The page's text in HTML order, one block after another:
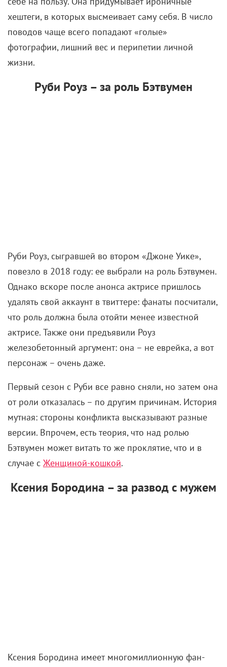
хештеги, в которых высмеивает саму себя. В число
поводов чаще всего попадают «голые»
фотографии, лишний вес и перипетии личной
жизни.
Руби Роуз – за роль Бэтвумен
Руби Роуз, сыгравшей во втором «Джоне Уике»,
повезло в 2018 году: ее выбрали на роль Бэтвумен.
Однако вскоре после анонса актрисе пришлось
удалять свой аккаунт в твиттере: фанаты посчитали,
что роль должна была отойти менее известной
актрисе. Также они предъявили Роуз
железобетонный аргумент: она – не еврейка, а вот
персонаж – очень даже.
Первый сезон с Руби все равно сняли, но затем она
от роли отказалась – по другим причинам. История
мутная: стороны конфликта высказывают разные
версии. Впрочем, есть теория, что над ролью
Бэтвумен может витать то же проклятие, что и в
случае с Женщиной-кошкой.
Ксения Бородина – за развод с мужем
Ксения Бородина имеет многомиллионную фан-